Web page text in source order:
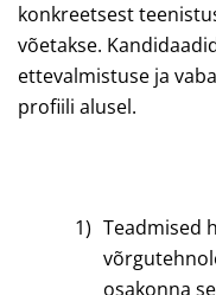
konkreetsest
võetakse.
ettevalmistuse ja
profiili alusel.
1) Teadmised
osakonna